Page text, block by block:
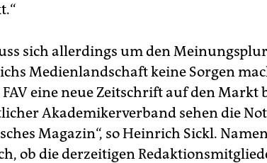
sich allerdings um den
Medienlandschaft keine Sorgen
eine neue Zeitschrift auf den Markt
Akademikerverband sehen die
Magazin“, so Heinrich Sickl.
ob die derzeitigen